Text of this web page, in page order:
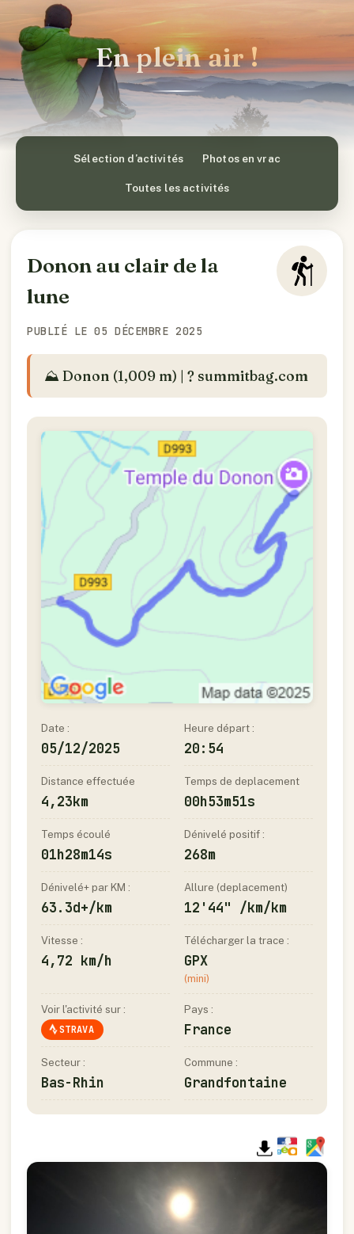
En plein air !
Sélection d’activités Photos en vrac
Toutes les activités
Donon au clair de la
lune
PUBLIÉ LE 05 DÉCEMBRE 2025
⛰️ Donon (1,009 m) | ? summitbag.com
Date :
05/12/2025
Heure départ :
20:54
Distance effectuée
4,23km
Temps de deplacement
00h53m51s
Temps écoulé
01h28m14s
Dénivelé positif :
268m
Dénivelé+ par KM :
63.3d+/km
Allure (deplacement)
12'44" /km/km
Vitesse :
4,72 km/h
Télécharger la trace :
GPX
(mini)
Voir l'activité sur :
STRAVA
Pays :
France
Secteur :
Bas-Rhin
Commune :
Grandfontaine